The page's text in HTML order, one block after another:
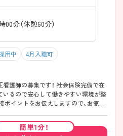
分（休憩60分）
用中 4月入職可
護師の募集です！ 社会保険完備で在
るので安心して働きやすい環境が整
イントをお伝えしますので、お気軽
簡単1分！